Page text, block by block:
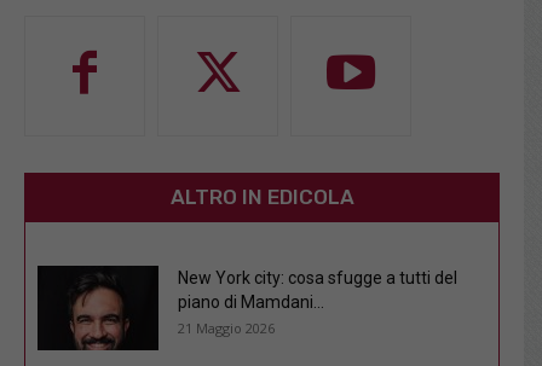
ALTRO IN EDICOLA
New York city: cosa sfugge a tutti del
piano di Mamdani...
21 Maggio 2026